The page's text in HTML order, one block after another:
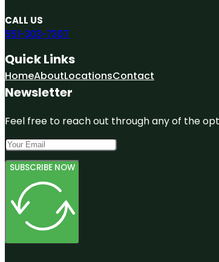
CALL US
551-303-7307
Quick Links
HomeAboutLocationsContact
Newsletter
Feel free to reach out through any of the
SUBSCRIBE NOW